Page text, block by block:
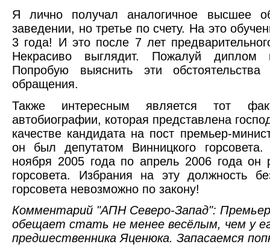
Я лично получал аналогичное высшее
заведении, но третье по счету. На это
3 года! И это после 7 лет
Некрасиво выглядит. Пожалуй диплом
Попробую выяснить эти обстоятельства
обращения.
Также интересным является тот
автобиографии, которая представлена
качестве кандидата на пост премьер-
он был депутатом Винницкого
ноября 2005 года по апрель 2006 года он
горсовета. Избрания на эту должность
горсовета невозможно по закону!
Комментарий "АПН Северо-Запад":
обещает стать не менее весёлым, чем у
предшественника Яценюка. Запасаемся